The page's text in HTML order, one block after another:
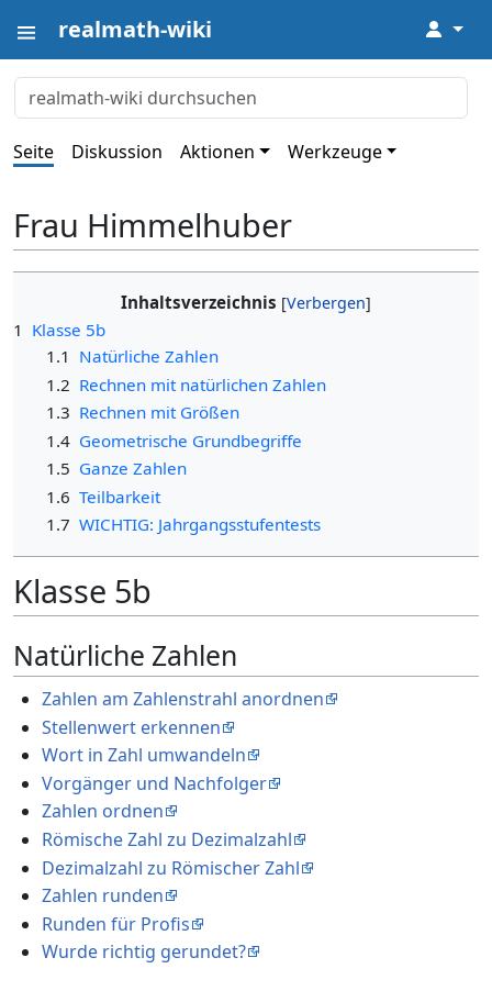
realmath-wiki ↓
Seite Diskussion Aktionen Werkzeuge
Frau Himmelhuber
Inhaltsverzeichnis
1 Klasse 5b
1.1 Natürliche Zahlen
1.2 Rechnen mit natürlichen Zahlen
1.3 Rechnen mit Größen
1.4 Geometrische Grundbegriffe
1.5 Ganze Zahlen
1.6 Teilbarkeit
1.7 WICHTIG: Jahrgangsstufentests
Klasse 5b
Natürliche Zahlen
Zahlen am Zahlenstrahl anordnen
Stellenwert erkennen
Wort in Zahl umwandeln
Vorgänger und Nachfolger
Zahlen ordnen
Römische Zahl zu Dezimalzahl
Dezimalzahl zu Römischer Zahl
Zahlen runden
Runden für Profis
Wurde richtig gerundet?